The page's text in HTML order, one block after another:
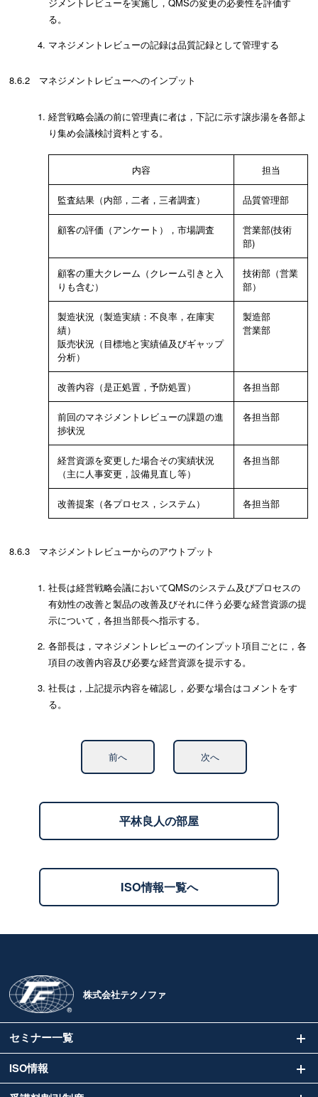
る。
マネジメントレビューの記録は品質記録として管理する
8.6.2 マネジメントレビューへのインプット
経営戦略会議の前に管理責に者は，下記に示す譲歩湯を各部よ
り集め会議検討資料とする。
内容 担当
監査結果（内部，二者，三者調査） 品質管理部
顧客の評価（アンケート），市場調査
営業部(技術
部)
顧客の重大クレーム（クレーム引きと入
りも含む）
技術部（営業
部）
製造状況（製造実績：不良率，在庫実
績）
販売状況（目標地と実績値及びギャップ
分析）
製造部
営業部
改善内容（是正処置，予防処置） 各担当部
前回のマネジメントレビューの課題の進
捗状況
各担当部
経営資源を変更した場合その実績状況
（主に人事変更，設備見直し等）
各担当部
改善提案（各プロセス，システム） 各担当部
8.6.3 マネジメントレビューからのアウトプット
社長は経営戦略会議においてQMSのシステム及びプロセスの
有効性の改善と製品の改善及びそれに伴う必要な経営資源の提
示について，各担当部長へ指示する。
各部長は，マネジメントレビューのインプット項目ごとに，各
項目の改善内容及び必要な経営資源を提示する。
社長は，上記提示内容を確認し，必要な場合はコメントをす
る。
前へ 次へ
平林良人の部屋
ISO情報一覧へ
株式会社テクノファ
セミナー一覧
ISO情報